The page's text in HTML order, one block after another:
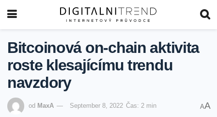
Bitcoinová on-chain aktivita
roste klesajícímu trendu
navzdory
od MaxA September 8, 2022 Čas: 2 min AA